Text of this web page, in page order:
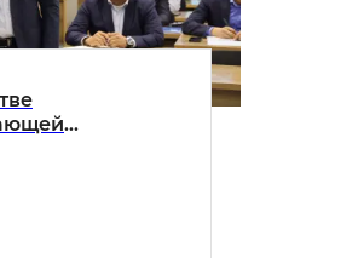
Счетной
инспектор